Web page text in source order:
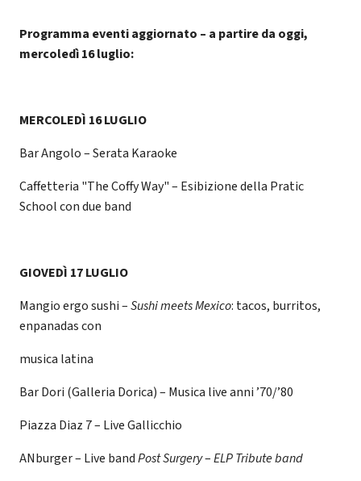
Programma eventi aggiornato – a partire da oggi,
mercoledì 16 luglio:
MERCOLEDÌ 16 LUGLIO
Bar Angolo – Serata Karaoke
Caffetteria "The Coffy Way" – Esibizione della Pratic
School con due band
GIOVEDÌ 17 LUGLIO
Mangio ergo sushi –Sushi meets Mexico: tacos, burritos,
enpanadas con
musica latina
Bar Dori (Galleria Dorica) – Musica live anni ’70/’80
Piazza Diaz 7 – Live Gallicchio
ANburger – Live bandPost Surgery–ELP Tribute band